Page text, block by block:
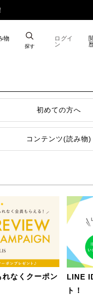
物
ログイ
ン
探す
初めての方へ
コンテンツ(読み物)
れなくクーポン
LINE
ト！